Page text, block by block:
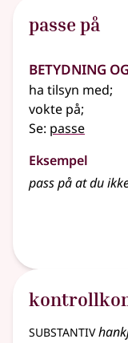
passe på
Betydning
ha tilsyn med;
vokte på;
Se: passe
Eksempel
pass på at du
substantiv